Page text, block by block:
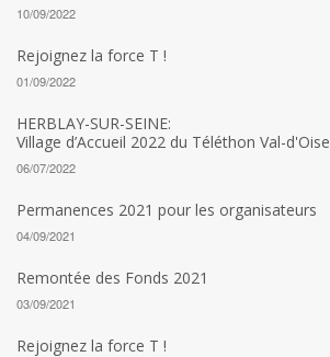
10/09/2022
Rejoignez la force T !
01/09/2022
HERBLAY-SUR-SEINE:
Village d’Accueil 2022 du Téléthon Val-d'Oise
06/07/2022
Permanences 2021 pour les organisateurs
04/09/2021
Remontée des Fonds 2021
03/09/2021
Rejoignez la force T !